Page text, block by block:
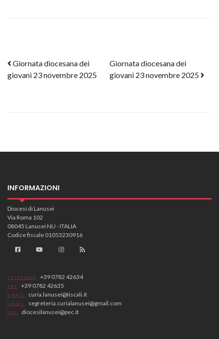
Post navigation
Giornata diocesana dei
giovani 23 novembre 2025
Giornata diocesana dei
giovani 23 novembre 2025
INFORMAZIONI
Diocesi di Lanusei
Via Roma 102
08045 Lanusei NU - ITALIA
Codice fiscale 01053230916
TELEFONO +39 0782 42634
FAX +39 0782 42635
EMAIL curia.lanusei@tiscali.it
EMAIL segreteria.curialanusei@gmail.com
PEC diocesilanusei@pec.it